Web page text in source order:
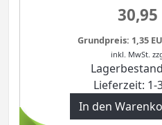
30,95
Grundpreis: 1,35
inkl. MwSt.
Lieferzeit: 1-
In den